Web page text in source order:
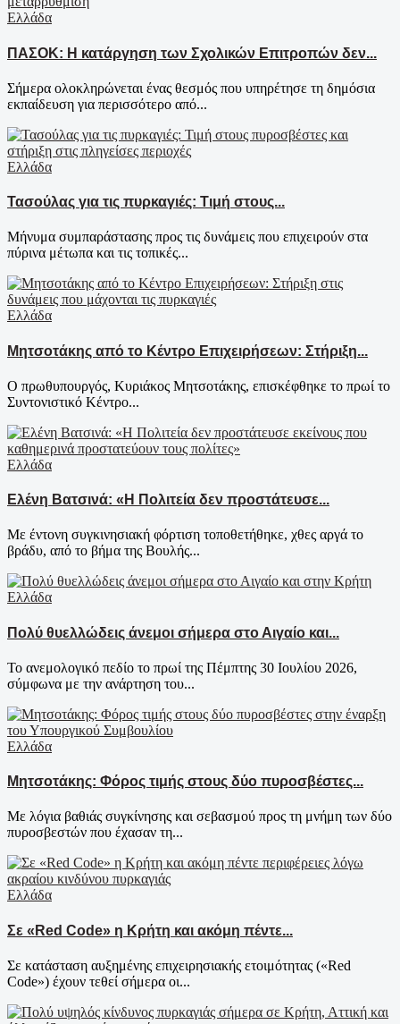
Ελλάδα
ΠΑΣΟΚ: Η κατάργηση των Σχολικών Επιτροπών δεν...
Σήμερα ολοκληρώνεται ένας θεσμός που υπηρέτησε τη δημόσια
εκπαίδευση για περισσότερο από...
Ελλάδα
Τασούλας για τις πυρκαγιές: Τιμή στους...
Μήνυμα συμπαράστασης προς τις δυνάμεις που επιχειρούν στα
πύρινα μέτωπα και τις τοπικές...
Ελλάδα
Μητσοτάκης από το Κέντρο Επιχειρήσεων: Στήριξη...
Ο πρωθυπουργός, Κυριάκος Μητσοτάκης, επισκέφθηκε το πρωί το
Συντονιστικό Κέντρο...
Ελλάδα
Ελένη Βατσινά: «Η Πολιτεία δεν προστάτευσε...
Με έντονη συγκινησιακή φόρτιση τοποθετήθηκε, χθες αργά το
βράδυ, από το βήμα της Βουλής...
Ελλάδα
Πολύ θυελλώδεις άνεμοι σήμερα στο Αιγαίο και...
Το ανεμολογικό πεδίο το πρωί της Πέμπτης 30 Ιουλίου 2026,
σύμφωνα με την ανάρτηση του...
Ελλάδα
Μητσοτάκης: Φόρος τιμής στους δύο πυροσβέστες...
Με λόγια βαθιάς συγκίνησης και σεβασμού προς τη μνήμη των δύο
πυροσβεστών που έχασαν τη...
Ελλάδα
Σε «Red Code» η Κρήτη και ακόμη πέντε...
Σε κατάσταση αυξημένης επιχειρησιακής ετοιμότητας («Red
Code») έχουν τεθεί σήμερα οι...